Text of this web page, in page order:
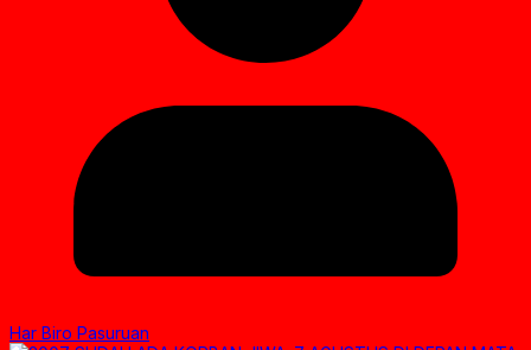
Har Biro Pasuruan